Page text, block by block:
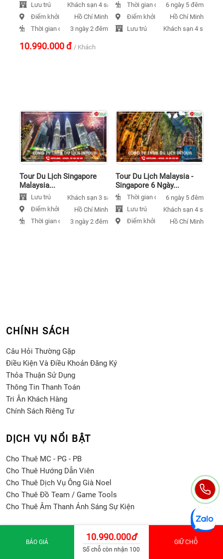
Lưu trú
Khách sạn 4 sao
Điểm khởi hành Hồ Chí Minh
Thời gian đi
3 ngày 2 đêm
10.990.000đ / Khách
Thời gian đi
6 ngày 5 đêm
Điểm khởi hànhHồ Chí Minh
Lưu trú
Khách sạn 4 sao
Tour Du Lịch Singapore
Malaysia...
Lưu trú
Khách sạn 3 sao
Điểm khởi hành Hồ Chí Minh
Thời gian đi
3 ngày 2 đêm
Tour Du Lịch Malaysia -
Singapore 6 Ngày...
Thời gian đi
6 ngày 5 đêm
Lưu trú
Khách sạn 4 sao
Điểm khởi hànhHồ Chí Minh
BÁO GIÁ 10.990.000đ
Số chỗ còn nhận 100
GIỮ CHỖ
CHÍNH SÁCH
Câu Hỏi Thường Gặp
Điều Kiện Và Điều Khoản Đăng Ký
Thỏa Thuận Sử Dụng
Thông Tin Thanh Toán
Tri Ân Khách Hàng
Chính Sách Riêng Tư
DỊCH VỤ NỔI BẬT
Cho Thuê MC - PG - PB
Cho Thuê Hướng Dẫn Viên
Cho Thuê Dịch Vụ Ông Già Noel
Cho Thuê Đồ Team / Game Tools
Cho Thuê Âm Thanh Ánh Sáng Sự Kiện